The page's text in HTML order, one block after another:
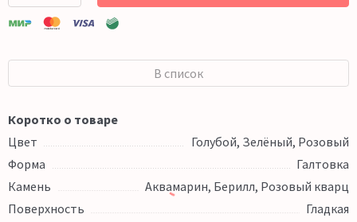
В список
Коротко о товаре
Цвет
Голубой, Зелёный, Розовый
Форма
Галтовка
Камень
Аквамарин, Берилл, Розовый кварц
Поверхность
Гладкая